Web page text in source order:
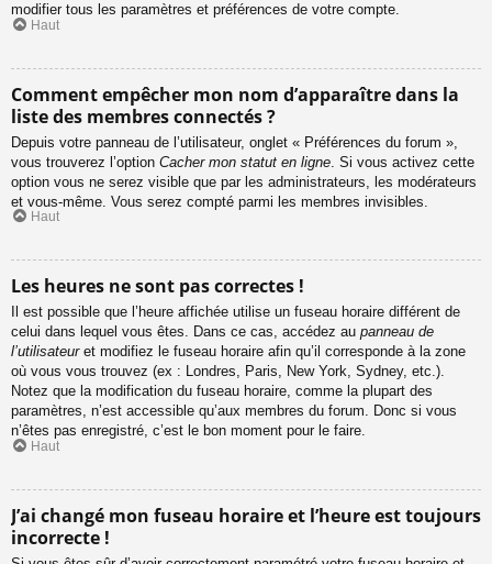
modifier tous les paramètres et préférences de votre compte.
Haut
Comment empêcher mon nom d’apparaître dans la
liste des membres connectés ?
Depuis votre panneau de l’utilisateur, onglet « Préférences du forum »,
vous trouverez l’option Cacher mon statut en ligne . Si vous activez cette
option vous ne serez visible que par les administrateurs, les modérateurs
et vous-même. Vous serez compté parmi les membres invisibles.
Haut
Les heures ne sont pas correctes !
Il est possible que l’heure affichée utilise un fuseau horaire différent de
celui dans lequel vous êtes. Dans ce cas, accédez au panneau de
l’utilisateuret modifiez le fuseau horaire afin qu’il corresponde à la zone
où vous vous trouvez (ex : Londres, Paris, New York, Sydney, etc.).
Notez que la modification du fuseau horaire, comme la plupart des
paramètres, n’est accessible qu’aux membres du forum. Donc si vous
n’êtes pas enregistré, c’est le bon moment pour le faire.
Haut
J’ai changé mon fuseau horaire et l’heure est toujours
incorrecte !